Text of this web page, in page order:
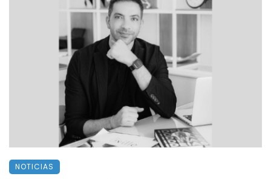
NOTICIAS